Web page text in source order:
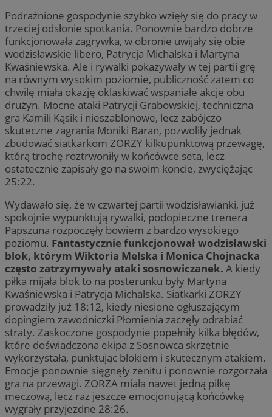
Podrażnione gospodynie szybko wzięły się do pracy w
trzeciej odsłonie spotkania. Ponownie bardzo dobrze
funkcjonowała zagrywka, w obronie uwijały się obie
wodzisławskie libero, Patrycja Michalska i Martyna
Kwaśniewska. Ale i rywalki pokazywały w tej partii grę
na równym wysokim poziomie, publiczność zatem co
chwilę miała okazję oklaskiwać wspaniałe akcje obu
drużyn. Mocne ataki Patrycji Grabowskiej, techniczna
gra Kamili Kąsik i nieszablonowe, lecz zabójczo
skuteczne zagrania Moniki Baran, pozwoliły jednak
zbudować siatkarkom ZORZY kilkupunktową przewagę,
którą trochę roztrwoniły w końcówce seta, lecz
ostatecznie zapisały go na swoim koncie, zwyciężając
25:22.
Wydawało się, że w czwartej partii wodzisławianki, już
spokojnie wypunktują rywalki, podopieczne trenera
Papszuna rozpoczęły bowiem z bardzo wysokiego
poziomu. Fantastycznie funkcjonował wodzisławski
blok, którym Wiktoria Melska i Monica Chojnacka
często zatrzymywały ataki sosnowiczanek. A kiedy
piłka mijała blok to na posterunku były Martyna
Kwaśniewska i Patrycja Michalska. Siatkarki ZORZY
prowadziły już 18:12, kiedy niesione ogłuszającym
dopingiem zawodniczki Płomienia zaczęły odrabiać
straty. Zaskoczone gospodynie popełniły kilka błędów,
które doświadczona ekipa z Sosnowca skrzętnie
wykorzystała, punktując blokiem i skutecznym atakiem.
Emocje ponownie sięgnęły zenitu i ponownie rozgorzała
gra na przewagi. ZORZA miała nawet jedną piłkę
meczową, lecz raz jeszcze emocjonującą końcówkę
wygrały przyjezdne 28:26.